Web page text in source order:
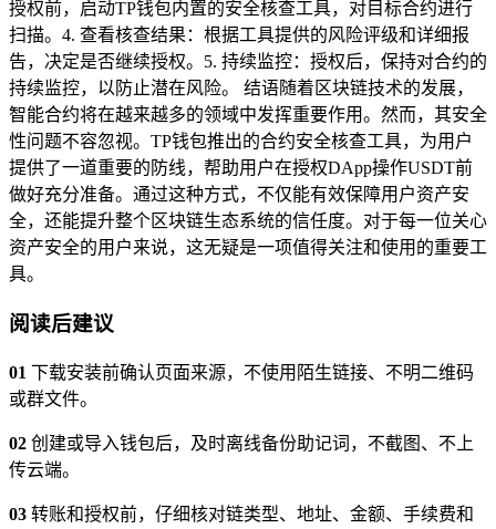
授权前，启动TP钱包内置的安全核查工具，对目标合约进行
扫描。4. 查看核查结果：根据工具提供的风险评级和详细报
告，决定是否继续授权。5. 持续监控：授权后，保持对合约的
持续监控，以防止潜在风险。 结语随着区块链技术的发展，
智能合约将在越来越多的领域中发挥重要作用。然而，其安全
性问题不容忽视。TP钱包推出的合约安全核查工具，为用户
提供了一道重要的防线，帮助用户在授权DApp操作USDT前
做好充分准备。通过这种方式，不仅能有效保障用户资产安
全，还能提升整个区块链生态系统的信任度。对于每一位关心
资产安全的用户来说，这无疑是一项值得关注和使用的重要工
具。
阅读后建议
01 下载安装前确认页面来源，不使用陌生链接、不明二维码
或群文件。
02 创建或导入钱包后，及时离线备份助记词，不截图、不上
传云端。
03 转账和授权前，仔细核对链类型、地址、金额、手续费和